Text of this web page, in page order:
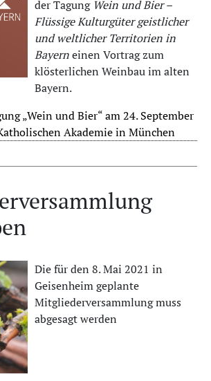
der Tagung Wein und Bier –
Flüssige Kulturgüter geistlicher
und weltlicher Territorien in
Bayerneinen Vortrag zum
klösterlichen Weinbau im alten
Bayern.
„Wein und Bier“ am 24. September
Akademie in München
Die für den 8. Mai 2021 in
Geisenheim geplante
Mitgliederversammlung muss
abgesagt werden